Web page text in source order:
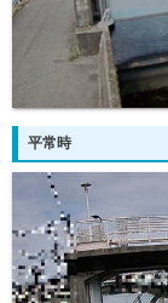
平常時